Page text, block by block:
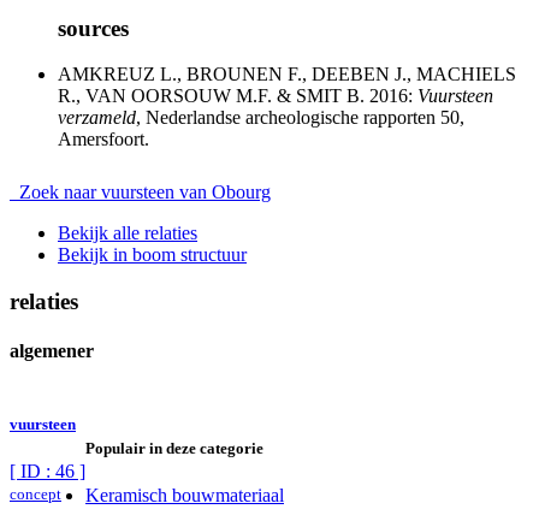
sources
AMKREUZ L., BROUNEN F., DEEBEN J., MACHIELS
R., VAN OORSOUW M.F. & SMIT B. 2016: Vuursteen
verzameld, Nederlandse archeologische rapporten 50,
Amersfoort.
Zoek naar vuursteen van Obourg
Bekijk alle relaties
Bekijk in boom structuur
relaties
algemener
vuursteen
[ ID : 46 ]
concept
Populair in deze categorie
Keramisch bouwmateriaal